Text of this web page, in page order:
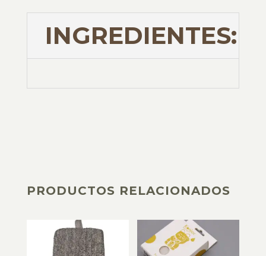
INGREDIENTES:
PRODUCTOS RELACIONADOS